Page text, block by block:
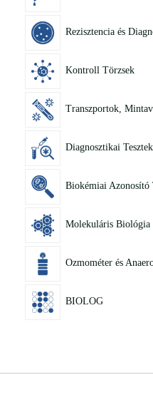
MicroSwab Alcaligenes
faecalis ATCC® 8750™
Rezisztencia és
Kontroll Törzsek
Transzportok,
Diagnosztikai Tesztek
Biokémiai Azonosító
Molekuláris Biológia
Ozmométer és
BIOLOG